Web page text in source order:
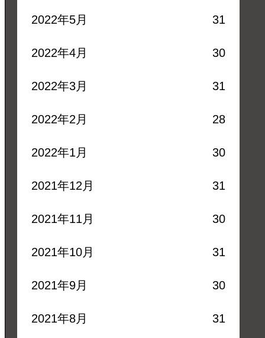
2022年5月 31
2022年4月 30
2022年3月 31
2022年2月 28
2022年1月 30
2021年12月 31
2021年11月 30
2021年10月 31
2021年9月 30
2021年8月 31